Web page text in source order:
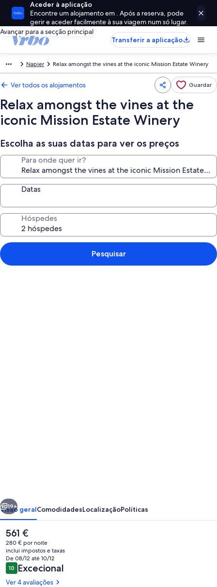
Aceder à aplicação
Encontre um alojamento em . Após a reserva, pode
gerir e aceder facilmente à sua viagem num só lugar.
Avançar para a secção principal
Transferir a aplicação
Napier Relax amongst the vines at the iconic Mission Estate Winery
Ver todos os alojamentos Guardar
Relax amongst the vines at the
iconic Mission Estate Winery
Escolha as suas datas para ver os preços
Para onde quer ir?
Datas
Hóspedes
Pesquisar
at
the
iconic
Mission
Estate
Winery
Seguinte
19+
Visão geralComodidadesLocalizaçãoPolíticas
O
preço
atual
é
561 €
561 €
280 € por noite
inclui impostos e taxas
De 08/12 até 10/12
Avaliações
1010 em 10
Excecional
Ver 4 avaliações